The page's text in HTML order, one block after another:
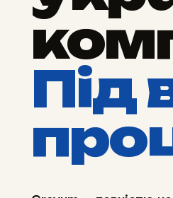
Під